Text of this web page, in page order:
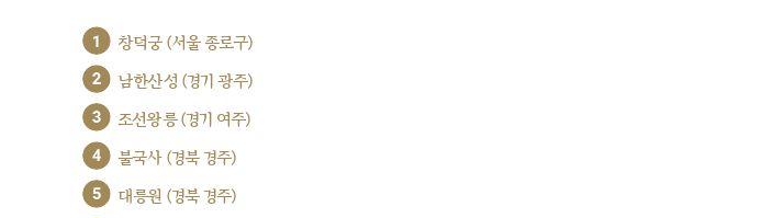
1 창덕궁 (서울 종로구)
2 남한산성 (경기 광주)
3 조선왕릉 (경기 여주)
4 불국사 (경북 경주)
5 대릉원 (경북 경주)